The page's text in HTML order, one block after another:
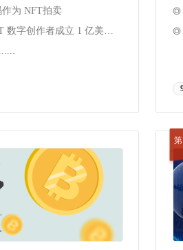
为 NFT拍卖
福克斯娱乐集团为 NFT 数字创作者成立 1 亿美元基金
......
第